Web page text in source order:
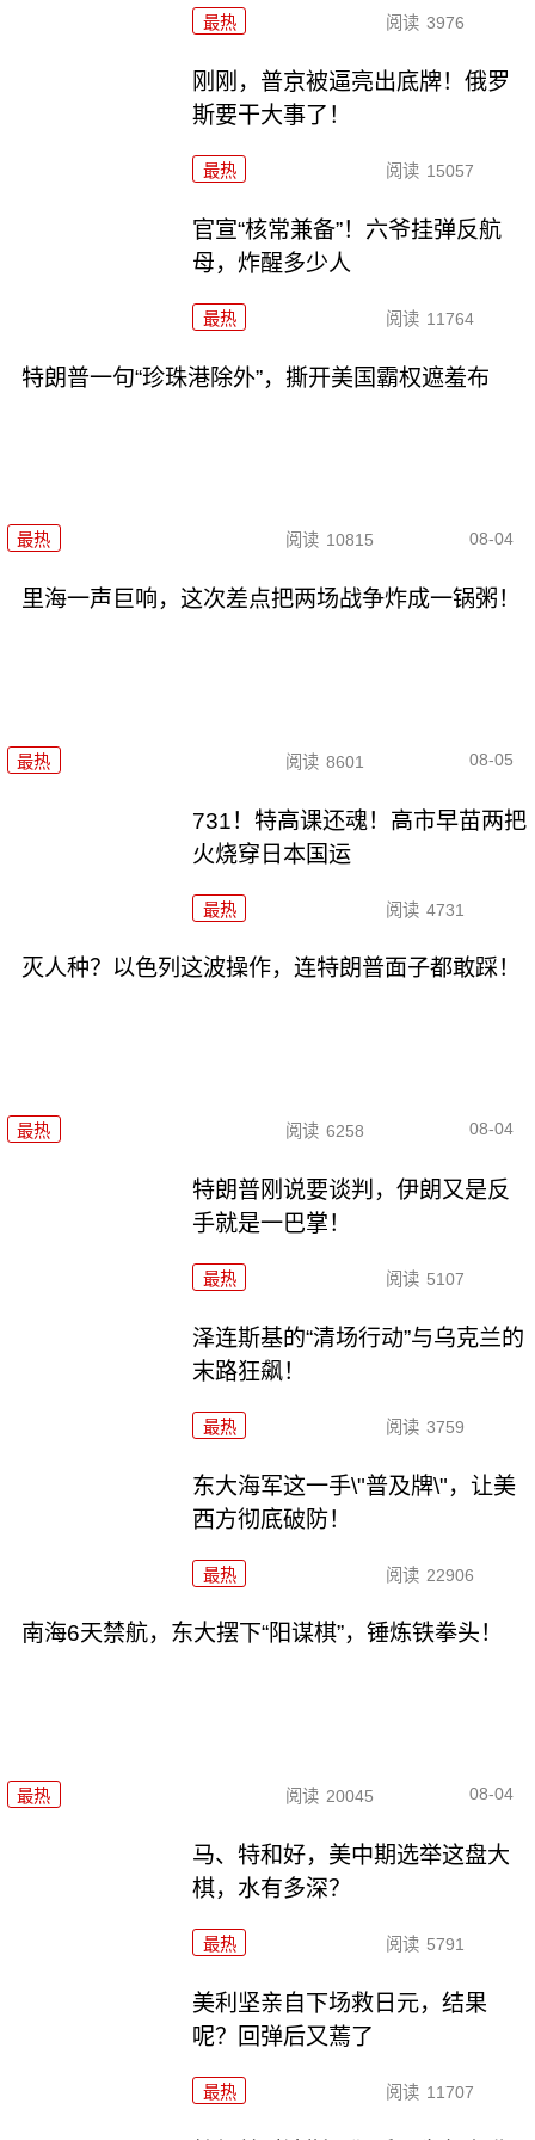
最热 阅读 3976
刚刚，普京被逼亮出底牌！俄罗
斯要干大事了！
最热 阅读 15057
官宣“核常兼备”！六爷挂弹反航
母，炸醒多少人
最热 阅读 11764
特朗普一句“珍珠港除外”，撕开美国霸权遮羞布
最热 阅读 10815 08-04
里海一声巨响，这次差点把两场战争炸成一锅粥！
最热 阅读 8601 08-05
731！特高课还魂！高市早苗两把
火烧穿日本国运
最热 阅读 4731
灭人种？以色列这波操作，连特朗普面子都敢踩！
最热 阅读 6258 08-04
特朗普刚说要谈判，伊朗又是反
手就是一巴掌！
最热 阅读 5107
泽连斯基的“清场行动”与乌克兰的
末路狂飙！
最热 阅读 3759
东大海军这一手\"普及牌\"，让美
西方彻底破防！
最热 阅读 22906
南海6天禁航，东大摆下“阳谋棋”，锤炼铁拳头！
最热 阅读 20045 08-04
马、特和好，美中期选举这盘大
棋，水有多深？
最热 阅读 5791
美利坚亲自下场救日元，结果
呢？回弹后又蔫了
最热 阅读 11707